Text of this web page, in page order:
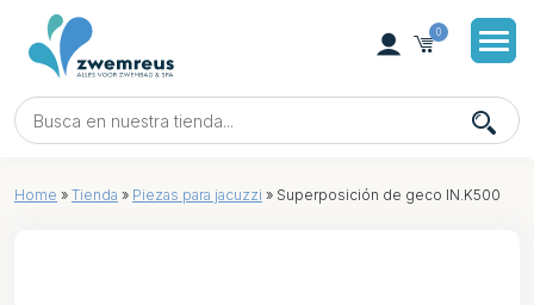
0
Home » Tienda » Piezas para jacuzzi » Superposición de geco IN.K500